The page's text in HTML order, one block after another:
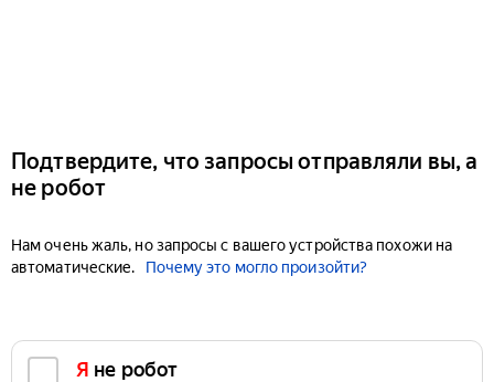
Подтвердите, что запросы отправляли вы, а
не робот
Нам очень жаль, но запросы с вашего устройства похожи на
автоматические.
Почему это могло произойти?
Я не робот